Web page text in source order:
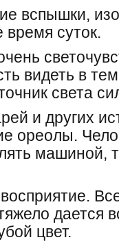
вспышки,
время суток.
видеть в
света
и других
ореолы.
машиной,
дается
цвет.